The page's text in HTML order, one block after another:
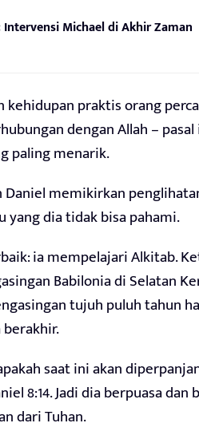
Intervensi Michael di Akhir Zaman
kehidupan praktis orang
dengan Allah –
paling menarik.
memikirkan
dia tidak bisa pahami.
ia mempelajari Alkitab.
Babilonia di Selatan
tujuh puluh tahun
saat ini akan
8:14. Jadi dia berpuasa dan
dari Tuhan.